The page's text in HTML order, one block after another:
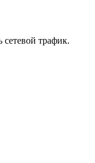
трафик.